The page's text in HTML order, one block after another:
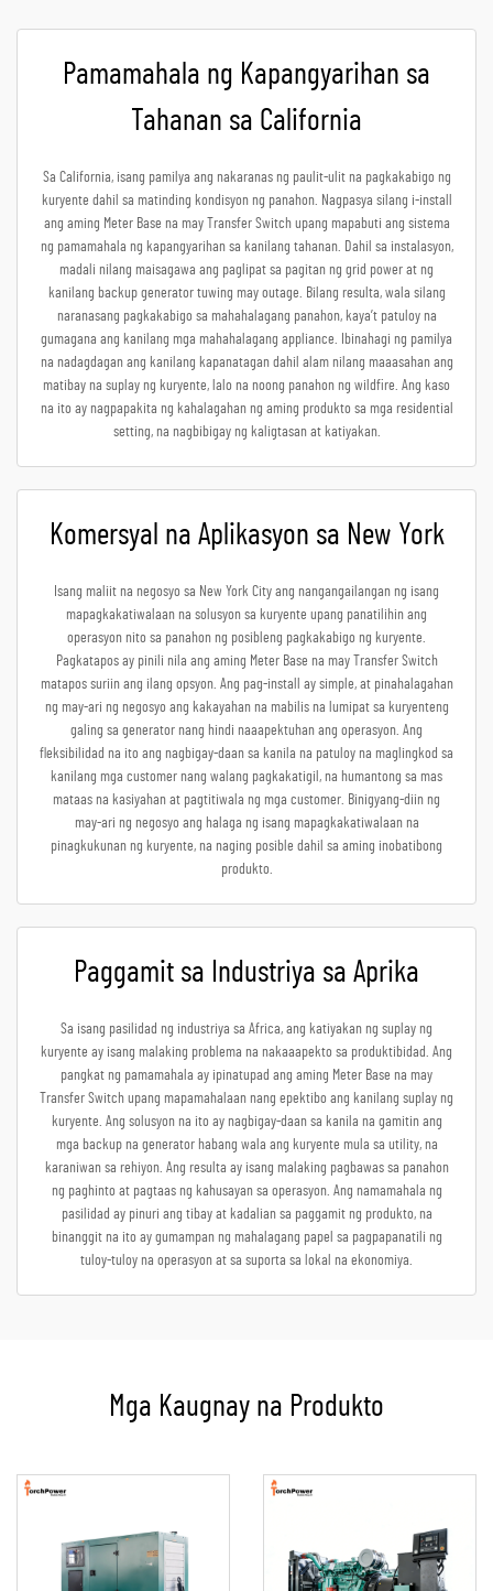
Pamamahala ng Kapangyarihan sa
Tahanan sa California
Sa California, isang pamilya ang nakaranas ng paulit-ulit na pagkakabigo ng
kuryente dahil sa matinding kondisyon ng panahon. Nagpasya silang i-install
ang aming Meter Base na may Transfer Switch upang mapabuti ang sistema
ng pamamahala ng kapangyarihan sa kanilang tahanan. Dahil sa instalasyon,
madali nilang maisagawa ang paglipat sa pagitan ng grid power at ng
kanilang backup generator tuwing may outage. Bilang resulta, wala silang
naranasang pagkakabigo sa mahahalagang panahon, kaya’t patuloy na
gumagana ang kanilang mga mahahalagang appliance. Ibinahagi ng pamilya
na nadagdagan ang kanilang kapanatagan dahil alam nilang maaasahan ang
matibay na suplay ng kuryente, lalo na noong panahon ng wildfire. Ang kaso
na ito ay nagpapakita ng kahalagahan ng aming produkto sa mga residential
setting, na nagbibigay ng kaligtasan at katiyakan.
Komersyal na Aplikasyon sa New York
Isang maliit na negosyo sa New York City ang nangangailangan ng isang
mapagkakatiwalaan na solusyon sa kuryente upang panatilihin ang
operasyon nito sa panahon ng posibleng pagkakabigo ng kuryente.
Pagkatapos ay pinili nila ang aming Meter Base na may Transfer Switch
matapos suriin ang ilang opsyon. Ang pag-install ay simple, at pinahalagahan
ng may-ari ng negosyo ang kakayahan na mabilis na lumipat sa kuryenteng
galing sa generator nang hindi naaapektuhan ang operasyon. Ang
fleksibilidad na ito ang nagbigay-daan sa kanila na patuloy na maglingkod sa
kanilang mga customer nang walang pagkakatigil, na humantong sa mas
mataas na kasiyahan at pagtitiwala ng mga customer. Binigyang-diin ng
may-ari ng negosyo ang halaga ng isang mapagkakatiwalaan na
pinagkukunan ng kuryente, na naging posible dahil sa aming inobatibong
produkto.
Paggamit sa Industriya sa Aprika
Sa isang pasilidad ng industriya sa Africa, ang katiyakan ng suplay ng
kuryente ay isang malaking problema na nakaaapekto sa produktibidad. Ang
pangkat ng pamamahala ay ipinatupad ang aming Meter Base na may
Transfer Switch upang mapamahalaan nang epektibo ang kanilang suplay ng
kuryente. Ang solusyon na ito ay nagbigay-daan sa kanila na gamitin ang
mga backup na generator habang wala ang kuryente mula sa utility, na
karaniwan sa rehiyon. Ang resulta ay isang malaking pagbawas sa panahon
ng paghinto at pagtaas ng kahusayan sa operasyon. Ang namamahala ng
pasilidad ay pinuri ang tibay at kadalian sa paggamit ng produkto, na
binanggit na ito ay gumampan ng mahalagang papel sa pagpapanatili ng
tuloy-tuloy na operasyon at sa suporta sa lokal na ekonomiya.
Mga Kaugnay na Produkto